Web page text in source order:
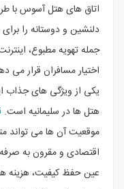
اتاق های هتل آسوس با
دلنشین و دوستانه را
جمله تهویه مطبوع،
اختیار مسافران قرار می
یکی از ویژگی های جذاب
هتل ها در سلیمانیه است.
موقعیت آن ها می تواند
اقتصادی و مقرون به
عین حفظ کیفیت، هزینه